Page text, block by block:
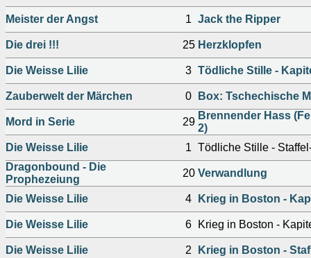
Meister der Angst 1 Jack the Ripper
Die drei !!! 25 Herzklopfen
Die Weisse Lilie 3 Tödliche Stille -
Zauberwelt der Märchen 0 Box: Tschechische
Mord in Serie 29
Brennender Hass
2)
Die Weisse Lilie
1 Tödliche Stille -
Dragonbound - Die
Prophezeiung
20 Verwandlung
Die Weisse Lilie 4 Krieg in Boston -
Die Weisse Lilie 6 Krieg in Boston -
Die Weisse Lilie 2 Krieg in Boston -